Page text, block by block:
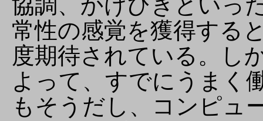
常性の感覚を獲得する
度期待されている。し
よって、すでにうまく
もそうだし、コンピュ